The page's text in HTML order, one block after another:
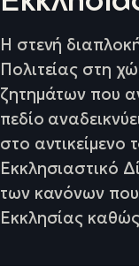
Η στενή
Πολιτείας στη
ζητημάτων που
πεδίο
στο αντικείμενο
Εκκλησιαστικό
των κανόνων
Εκκλησίας